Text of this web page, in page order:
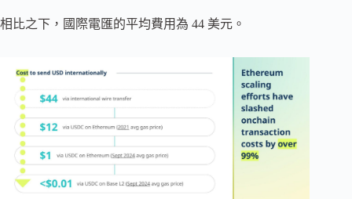
相比之下，國際電匯的平均費用為 44 美元。